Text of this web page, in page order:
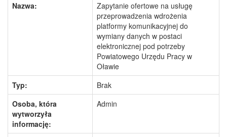
Nazwa:
Zapytanie ofertowe na usługę
przeprowadzenia wdrożenia
platformy komunikacyjnej do
wymiany danych w postaci
elektronicznej pod potrzeby
Powiatowego Urzędu Pracy w
Oławie
Typ:
Brak
Osoba, która
wytworzyła
informację:
Admin